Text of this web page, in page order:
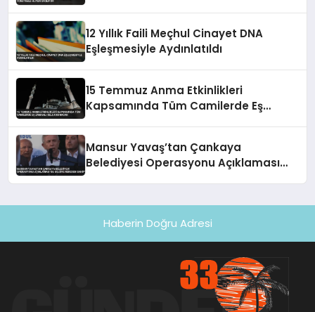
12 Yıllık Faili Meçhul Cinayet DNA
Eşleşmesiyle Aydınlatıldı
15 Temmuz Anma Etkinlikleri
Kapsamında Tüm Camilerde Eş
Mansur Yavaş’tan Çankaya
Belediyesi Operasyonu Açıklaması
Haberin Doğru Adresi